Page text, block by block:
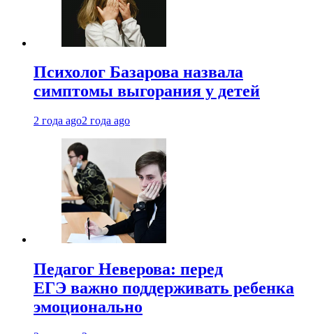
Психолог Базарова назвала
симптомы выгорания у детей
2 года ago2 года ago
Педагог Неверова: перед
ЕГЭ важно поддерживать ребенка
эмоционально